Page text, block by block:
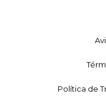
Política de